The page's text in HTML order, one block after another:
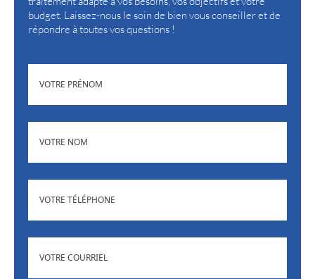
budget. Laissez-nous le soin de bien vous conseiller et de
répondre à toutes vos questions !
COURRIEL(NÉCESSAIRE)